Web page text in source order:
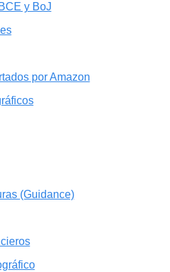
y BoJ
por Amazon
(Guidance)